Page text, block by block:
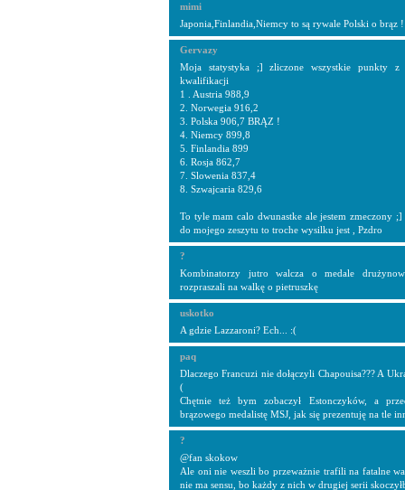
mimi
Japonia,Finlandia,Niemcy to są rywale Polski o brąz
Gervazy
Moja statystyka ;] zliczone wszystkie punkty z
kwalifikacji
1 . Austria 988,9
2. Norwegia 916,2
3. Polska 906,7 BRĄZ !
4. Niemcy 899,8
5. Finlandia 899
6. Rosja 862,7
7. Slowenia 837,4
8. Szwajcaria 829,6
To tyle mam calo dwunastke ale jestem zmeczony
do mojego zeszytu to troche wysilku jest , Pzdro
?
Kombinatorzy jutro walcza o medale
rozpraszali na walkę o pietruszkę
uskotko
A gdzie Lazzaroni? Ech... :(
paq
Dlaczego Francuzi nie dołączyli Chapouisa??? A
(
Chętnie też bym zobaczył Estonczyków, a
brązowego medalistę MSJ, jak się prezentuję na tle
?
@fan skokow
Ale oni nie weszli bo przeważnie trafili na fatalne
nie ma sensu, bo każdy z nich w drugiej serii